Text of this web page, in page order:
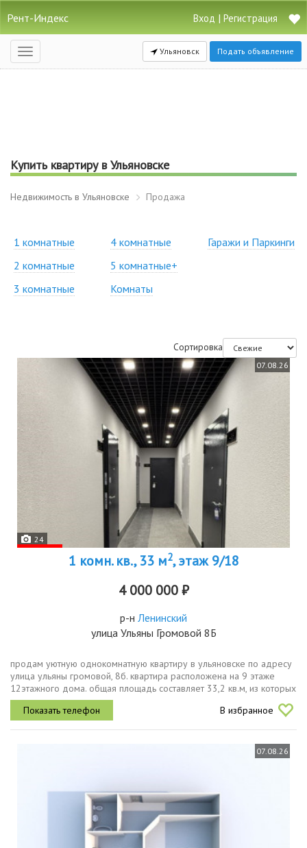
Рент-Индекс Вход | Регистрация
Открыть
навигацию
Ульяновск Подать объявление
Купить квартиру в Ульяновске
Недвижимость в Ульяновске Продажа
1 комнатные
2 комнатные
3 комнатные
4 комнатные
5 комнатные+
Комнаты
Гаражи и Паркинги
Сортировка
07.08.26
24
1 комн. кв., 33 м2, этаж 9/18
4 000 000 ₽
р-н Ленинский
улица Ульяны Громовой 8Б
продам уютную однокомнатную квартиру в ульяновске по адресу
улица ульяны громовой, 8б. квартира расположена на 9 этаже
12этажного дома. общая площадь составляет 33,2 кв.м, из которых
жилая 13,36 кв.м, а кухня 8,91 кв.м. высота потолков 2,7 метра...
В избранное
07.08.26